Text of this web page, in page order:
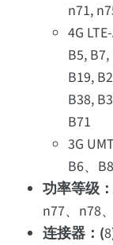
n71,
4G
B5,
B19,
B38,
B71
3G
B6、
功率等级
n77、n78
连接器：(